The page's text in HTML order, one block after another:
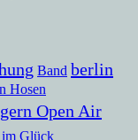
Band berlin
Hosen
Open Air
Glück